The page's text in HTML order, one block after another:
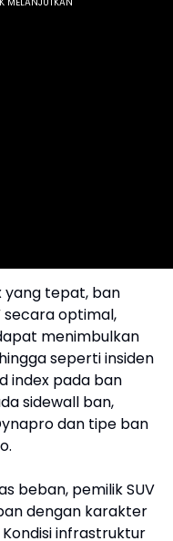
yang tepat, ban
secara optimal,
menimbulkan
seperti insiden
index pada ban
sidewall ban,
dan tipe ban
beban, pemilik SUV
dengan karakter
infrastruktur